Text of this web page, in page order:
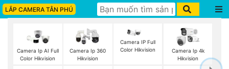
LẮP CAMERA TÂN PHÚ
Camera Ip AI Full
Color Hikvision
Camera Ip 360
Hikvision
Camera IP Full
Color Hikvision
Camera Ip 4k
Hikvision